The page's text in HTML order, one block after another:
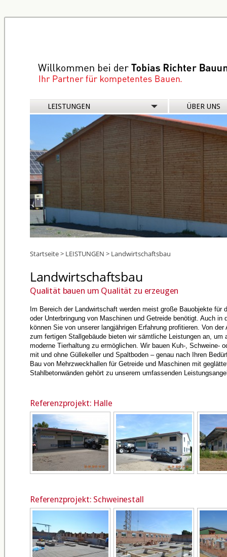
Navigation
überspringen
LEISTUNGEN ÜBER UNS
Startseite> LEISTUNGEN > Landwirtschaftsbau
Landwirtschaftsbau
Qualität bauen um Qualität zu erzeugen
Im Bereich der Landwirtschaft werden meist große Bauobjekte für
oder Unterbringung von Maschinen und Getreide benötigt. Auch in
können Sie von unserer langjährigen Erfahrung profitieren. Von
zum fertigen Stallgebäude bieten wir sämtliche Leistungen an, um
moderne Tierhaltung zu ermöglichen. Wir bauen Kuh-, Schweine-
mit und ohne Güllekeller und Spaltboden – genau nach Ihren
Bau von Mehrzweckhallen für Getreide und Maschinen mit
Stahlbetonwänden gehört zu unserem umfassenden
Referenzprojekt: Halle
Referenzprojekt: Schweinestall